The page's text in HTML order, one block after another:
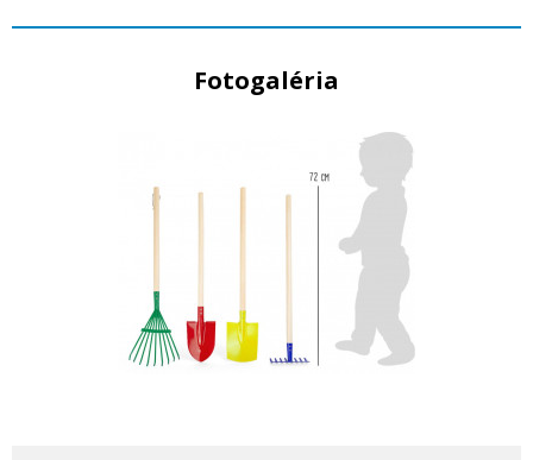
Fotogaléria